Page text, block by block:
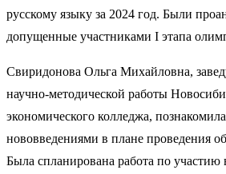
русскому языку за 2024 год. Были
допущенные участниками I этапа
Свиридонова Ольга Михайловна,
научно-методической работы
экономического колледжа,
нововведениями в плане проведения
Была спланирована работа по участию